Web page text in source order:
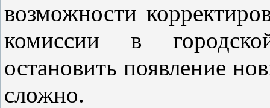
возможности
комиссии в
остановить появление
сложно.